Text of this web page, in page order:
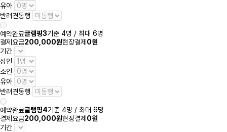
유아
반려견동행
예약완료글램핑3기준 4명 / 최대 6명
결제요금200,000원현장결제 0원
기간
성인
소인
유아
반려견동행
예약완료글램핑4기준 4명 / 최대 6명
결제요금200,000원현장결제 0원
기간